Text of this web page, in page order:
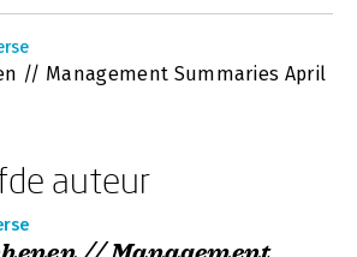
// Management Summaries April
auteur